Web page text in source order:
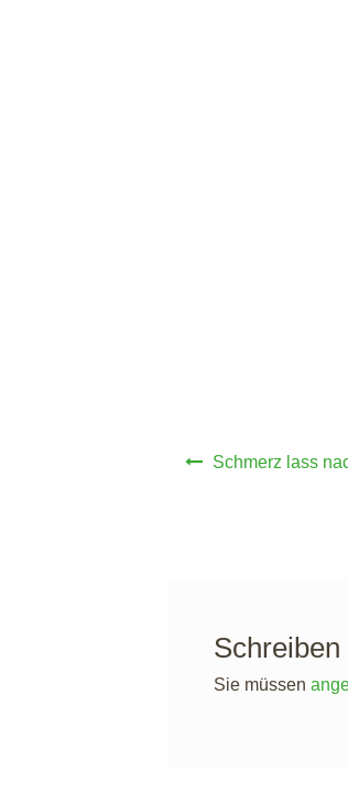
Beitragsnavigation
Schmerz lass
Sie müssen